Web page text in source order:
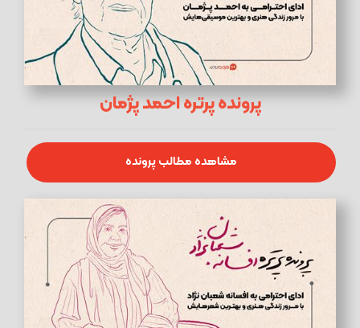
پرونده پرتره احمد پژمان
مشاهده مطالب پرونده